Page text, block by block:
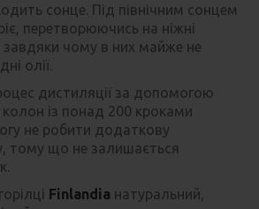
сонце. Під північним сонцем
перетворюючись на ніжні
завдяки чому в них майже не
олії.
дистиляції за допомогою
із понад 200 кроками
не робити додаткову
тому що не залишається
Finlandia натуральний,